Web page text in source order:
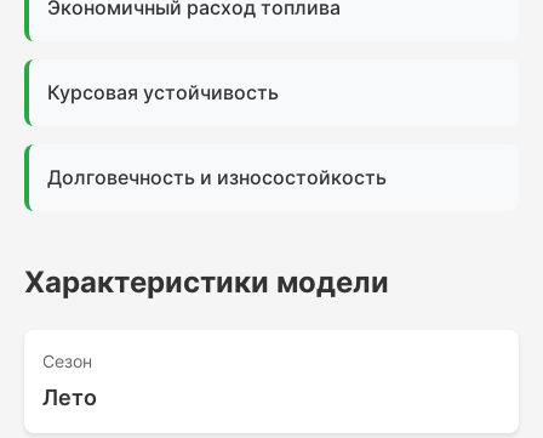
Экономичный расход топлива
Курсовая устойчивость
Долговечность и износостойкость
Характеристики модели
Сезон
Лето